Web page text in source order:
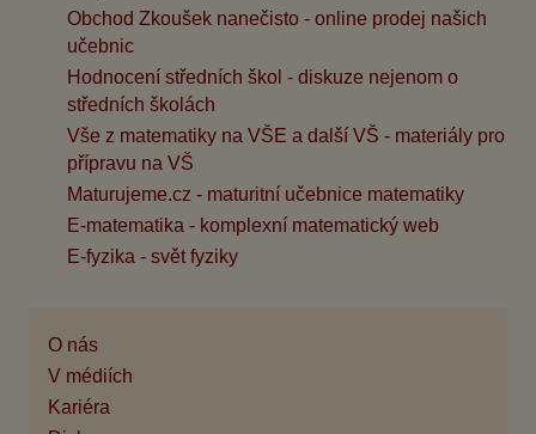
Obchod Zkoušek nanečisto - online prodej našich
učebnic
Hodnocení středních škol - diskuze nejenom o
středních školách
Vše z matematiky na VŠE a další VŠ - materiály pro
přípravu na VŠ
Maturujeme.cz - maturitní učebnice matematiky
E-matematika - komplexní matematický web
E-fyzika - svět fyziky
O nás
V médiích
Kariéra